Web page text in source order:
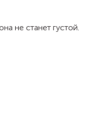
не станет густой.